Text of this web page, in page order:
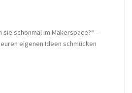
schonmal im Makerspace?“ –
eigenen Ideen schmücken